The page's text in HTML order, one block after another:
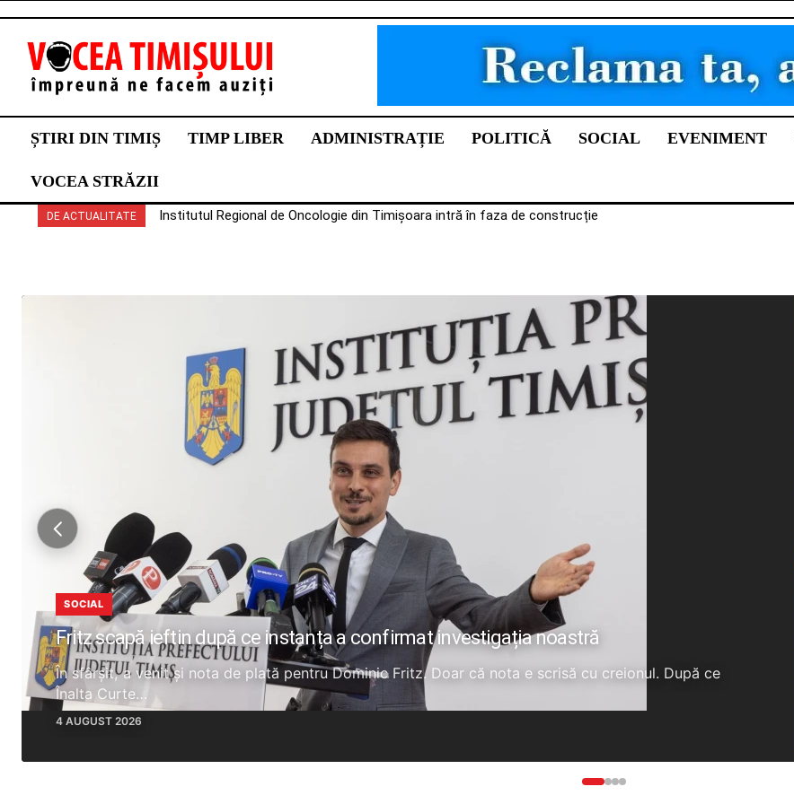
ȘTIRI DIN TIMIȘ TIMP LIBER ADMINISTRAȚIE POLITICĂ SOCIAL EVENIMENT
VOCEA STRĂZII
DE ACTUALITATE Institutul Regional de Oncologie din Timișoara intră în faza de construcție
SOCIAL
Fritz scapă ieftin după ce instanța a confirmat investigația noastră
În sfârșit, a venit și nota de plată pentru Dominic Fritz. Doar că nota e scrisă cu creionul. După ce
Înalta Curte…
4 AUGUST 2026